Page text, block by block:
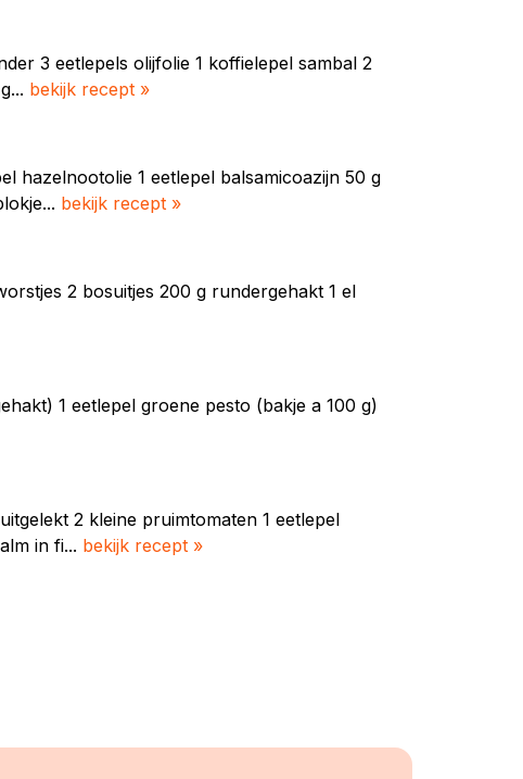
3 eetlepels olijfolie 1 koffielepel sambal 2
bekijk recept »
hazelnootolie 1 eetlepel balsamicoazijn 50 g
bekijk recept »
2 bosuitjes 200 g rundergehakt 1 el
1 eetlepel groene pesto (bakje a 100 g)
2 kleine pruimtomaten 1 eetlepel
in fi... bekijk recept »